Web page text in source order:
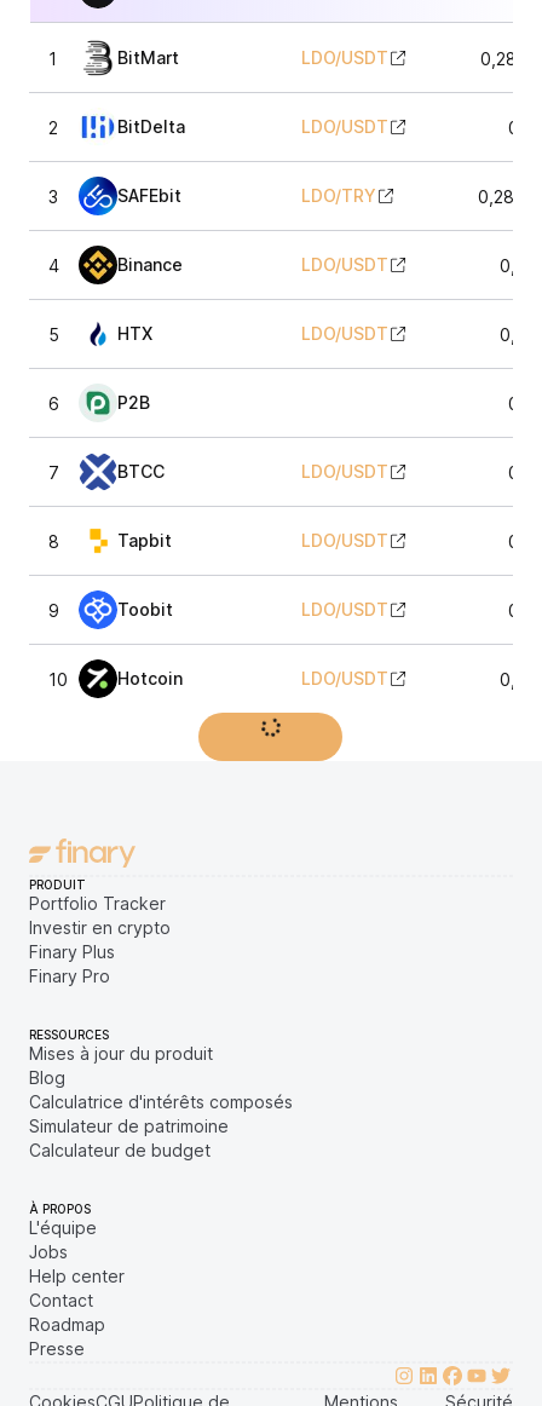
1 BitMart LDO/USDT
2 BitDelta LDO/USDT
3 SAFEbit LDO/TRY
4 Binance LDO/USDT
5 HTX LDO/USDT
6 P2B
7 BTCC LDO/USDT
8 Tapbit LDO/USDT
9 Toobit LDO/USDT
10 Hotcoin LDO/USDT
Afficher plus
PRODUIT
Portfolio Tracker
Investir en crypto
Finary Plus
Finary Pro
RESSOURCES
Mises à jour du produit
Blog
Calculatrice d'intérêts composés
Simulateur de patrimoine
Calculateur de budget
À PROPOS
L'équipe
Jobs
Help center
Contact
Roadmap
Presse
CookiesCGUPolitique de Mentions Sécurité